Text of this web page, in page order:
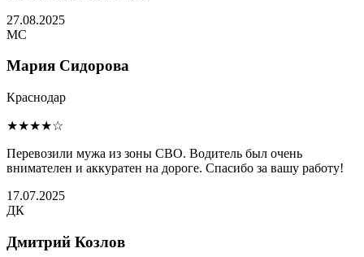
27.08.2025
МС
Мария Сидорова
Краснодар
★★★★☆
Перевозили мужа из зоны СВО. Водитель был очень
внимателен и аккуратен на дороге. Спасибо за вашу работу!
17.07.2025
ДК
Дмитрий Козлов